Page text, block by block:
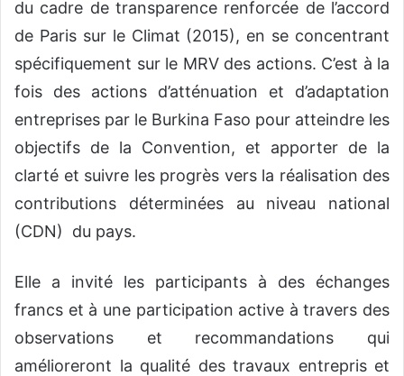
du cadre de transparence renforcée de l’accord
de Paris sur le Climat (2015), en se concentrant
spécifiquement sur le MRV des actions. C’est à la
fois des actions d’atténuation et d’adaptation
entreprises par le Burkina Faso pour atteindre les
objectifs de la Convention, et apporter de la
clarté et suivre les progrès vers la réalisation des
contributions déterminées au niveau national
(CDN) du pays.
Elle a invité les participants à des échanges
francs et à une participation active à travers des
observations et recommandations qui
amélioreront la qualité des travaux entrepris et